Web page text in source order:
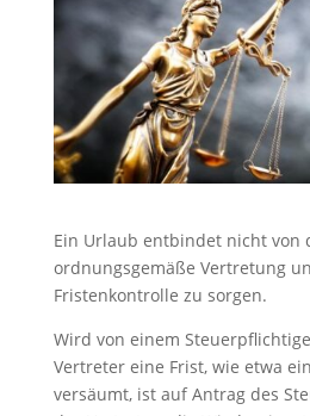
Ein Urlaub entbindet nicht von
ordnungsgemäße Vertretung
Fristenkontrolle zu sorgen.
Wird von einem
Vertreter eine Frist, wie etwa
versäumt, ist auf Antrag des